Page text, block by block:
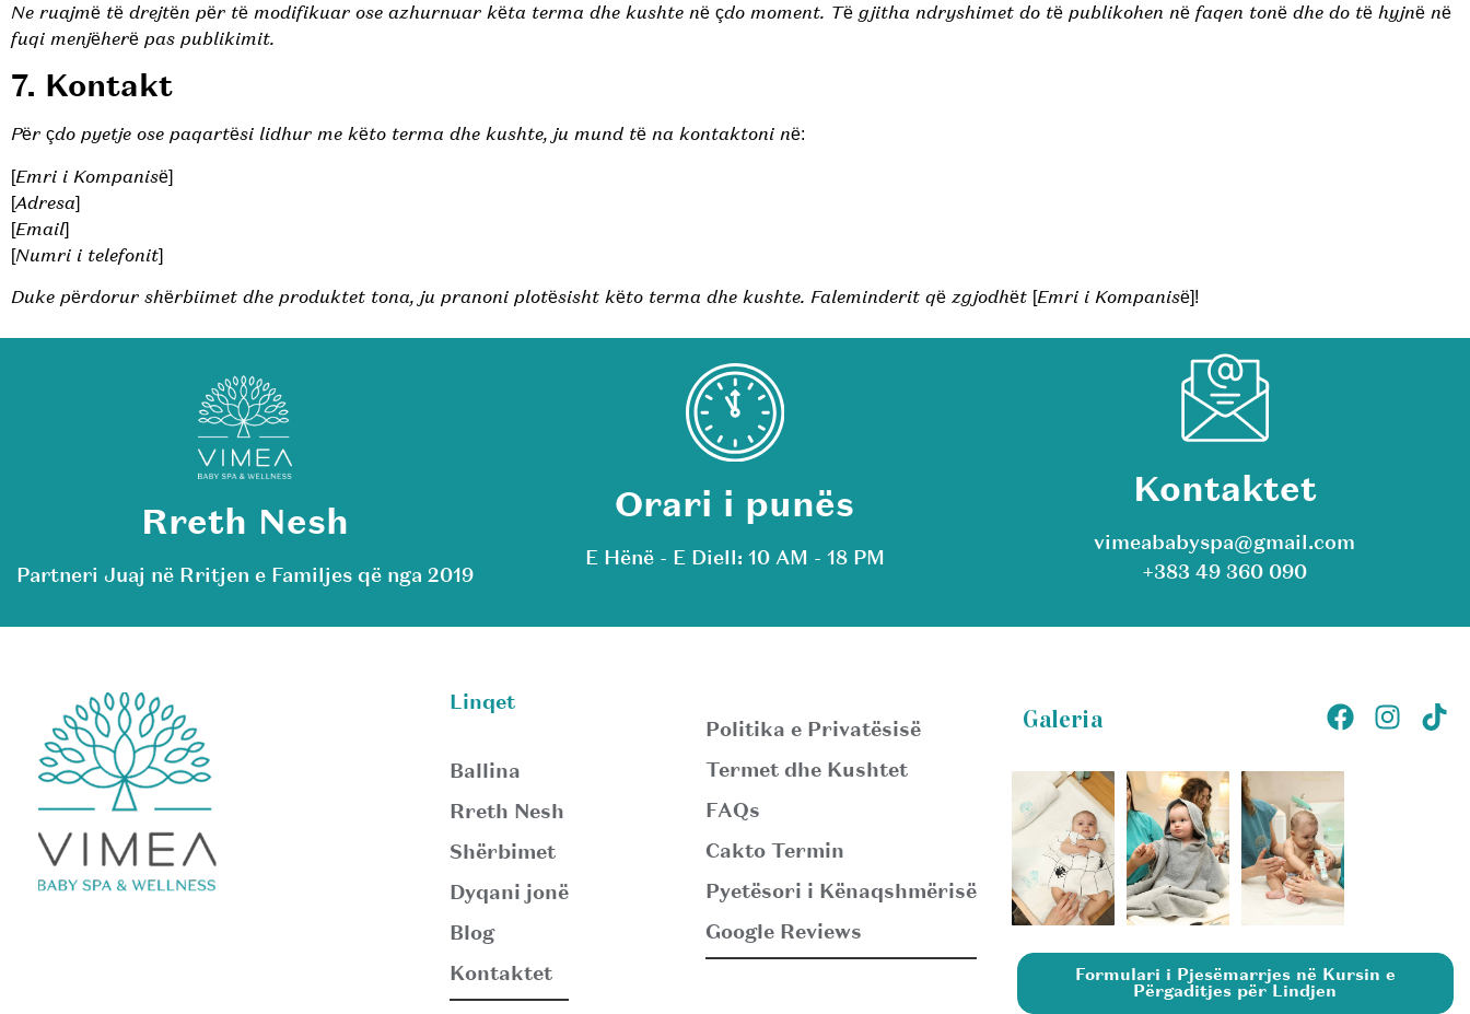
Ne ruajmë të drejtën për të modifikuar ose azhurnuar këta terma dhe kushte në çdo moment. Të gjitha ndryshimet do të publikohen në faqen tonë dhe do të hyjnë në
fuqi menjëherë pas publikimit.
7. Kontakt
Për çdo pyetje ose paqartësi lidhur me këto terma dhe kushte, ju mund të na kontaktoni në:
[Emri i Kompanisë]
[Adresa]
[Email]
[Numri i telefonit]
Duke përdorur shërbiimet dhe produktet tona, ju pranoni plotësisht këto terma dhe kushte. Faleminderit që zgjodhët [Emri i Kompanisë]!
Rreth Nesh
Partneri Juaj në Rritjen e Familjes që nga 2019
Orari i punës
E Hënë - E Diell: 10 AM - 18 PM
Kontaktet
vimeababyspa@gmail.com
+383 49 360 090
Linqet
Ballina
Rreth Nesh
Shërbimet
Dyqani jonë
Blog
Kontaktet
Politika e Privatësisë
Termet dhe Kushtet
FAQs
Cakto Termin
Pyetësori i Kënaqshmërisë
Google Reviews
Galeria
Formulari i Pjesëmarrjes në Kursin e
Përgaditjes për Lindjen